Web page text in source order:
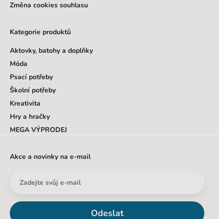
Hmotnost
Počet produktů v setu
Změna cookies souhlasu
Kategorie produktů
Aktovky, batohy a doplňky
Móda
Psací potřeby
Školní potřeby
Kreativita
Hry a hračky
MEGA VÝPRODEJ
Akce a novinky na e-mail
Odeslat